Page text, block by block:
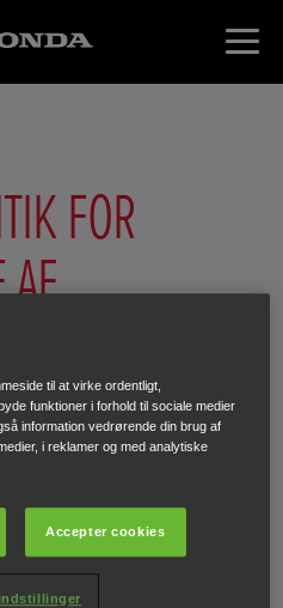
FOR
AF
fra offentligheden
til at virke ordentligt,
funktioner i forhold til sociale medier
information vedrørende din brug af
i reklamer og med analytiske
Accepter cookies